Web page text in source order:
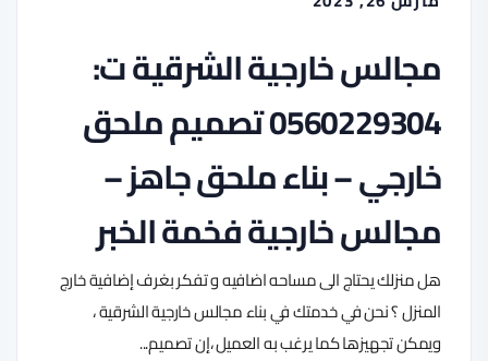
مجالس خارجية الشرقية ت:
0560229304 تصميم ملحق
خارجي – بناء ملحق جاهز –
مجالس خارجية فخمة الخبر
هل منزلك يحتاج الى مساحه اضافيه و تفكر بغرف إضافية خارج
المنزل ؟ نحن في خدمتك في بناء مجالس خارجية الشرقية ،
ويمكن تجهيزها كما يرغب به العميل ،إن تصميم...